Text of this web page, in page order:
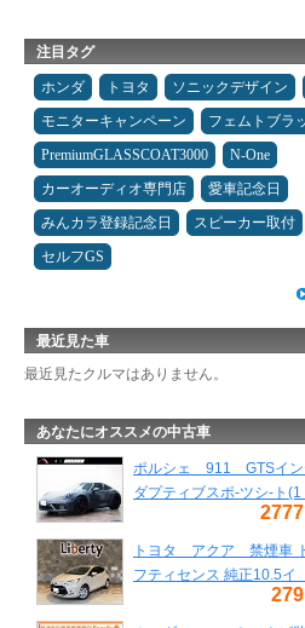
注目タグ
ホンダ トヨタ ソニックデザイン
モニターキャンペーン
フェムトブラ
PremiumGLASSCOAT3000
N-One
カーオーディオ専門店
愛車記念日
みんカラ登録記念日
スピーカー取付
セルフGS
最近見た車
最近見たクルマはありません。
あなたにオススメの中古車
ポルシェ 911 GTSイン
ダプティブスポ-ツシ-ト(1
トヨタ アクア 禁煙車
フティセンス 純正10.5イ